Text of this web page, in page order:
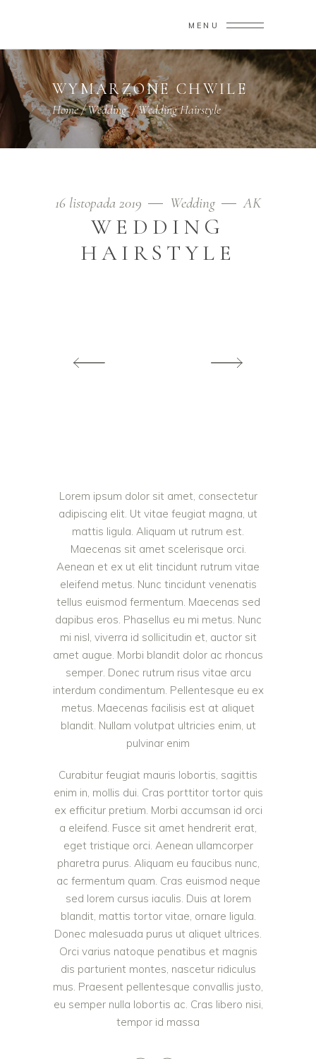
MENU
WYMARZONE CHWILE
Home/Wedding/Wedding Hairstyle
16 listopada 2019 Wedding AK
WEDDING
HAIRSTYLE
Lorem ipsum dolor sit amet, consectetur
adipiscing elit. Ut vitae feugiat magna, ut
mattis ligula. Aliquam ut rutrum est.
Maecenas sit amet scelerisque orci.
Aenean et ex ut elit tincidunt rutrum vitae
eleifend metus. Nunc tincidunt venenatis
tellus euismod fermentum. Maecenas sed
dapibus eros. Phasellus eu mi metus. Nunc
mi nisl, viverra id sollicitudin et, auctor sit
amet augue. Morbi blandit dolor ac rhoncus
semper. Donec rutrum risus vitae arcu
interdum condimentum. Pellentesque eu ex
metus. Maecenas facilisis est at aliquet
blandit. Nullam volutpat ultricies enim, ut
pulvinar enim
Curabitur feugiat mauris lobortis, sagittis
enim in, mollis dui. Cras porttitor tortor quis
ex efficitur pretium. Morbi accumsan id orci
a eleifend. Fusce sit amet hendrerit erat,
eget tristique orci. Aenean ullamcorper
pharetra purus. Aliquam eu faucibus nunc,
ac fermentum quam. Cras euismod neque
sed lorem cursus iaculis. Duis at lorem
blandit, mattis tortor vitae, ornare ligula.
Donec malesuada purus ut aliquet ultrices.
Orci varius natoque penatibus et magnis
dis parturient montes, nascetur ridiculus
mus. Praesent pellentesque convallis justo,
eu semper nulla lobortis ac. Cras libero nisi,
tempor id massa